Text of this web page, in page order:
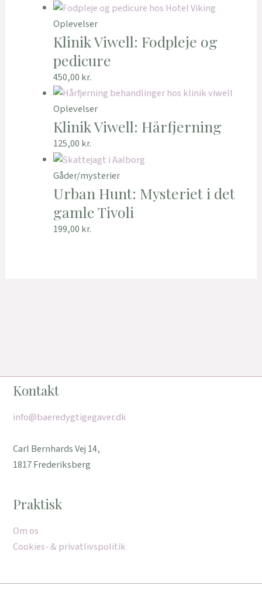
Oplevelser
Klinik Viwell: Fodpleje og
pedicure
450,00 kr.
Oplevelser
Klinik Viwell: Hårfjerning
125,00 kr.
Gåder/mysterier
Urban Hunt: Mysteriet i det
gamle Tivoli
199,00 kr.
Kontakt
info@baeredygtigegaver.dk
Carl Bernhards Vej 14,
1817 Frederiksberg
Praktisk
Om os
Cookies- & privatlivspolitik